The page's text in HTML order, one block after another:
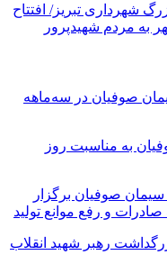
شهرداری تبریز/ افتتاح
به مردم شهیدپرور
صوفیان در سه‌ماهه
به مناسبت روز
صوفیان برگزار
صادرات و رفع موانع تولید
رهبر شهید انقلاب